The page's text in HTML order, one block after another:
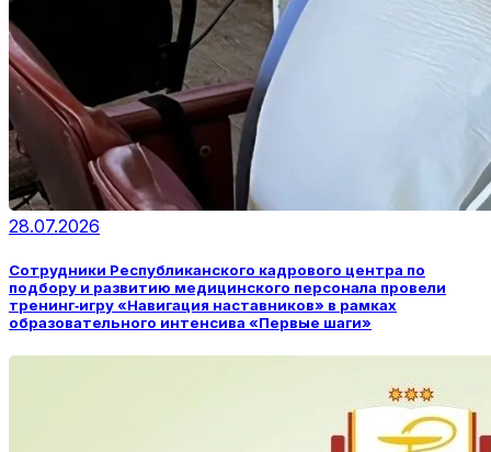
28.07.2026
Сотрудники Республиканского кадрового центра по
подбору и развитию медицинского персонала провели
тренинг‑игру «Навигация наставников» в рамках
образовательного интенсива «Первые шаги»